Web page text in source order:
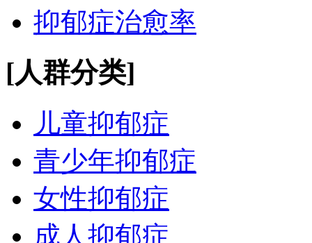
抑郁症治愈率
[人群分类]
儿童抑郁症
青少年抑郁症
女性抑郁症
成人抑郁症